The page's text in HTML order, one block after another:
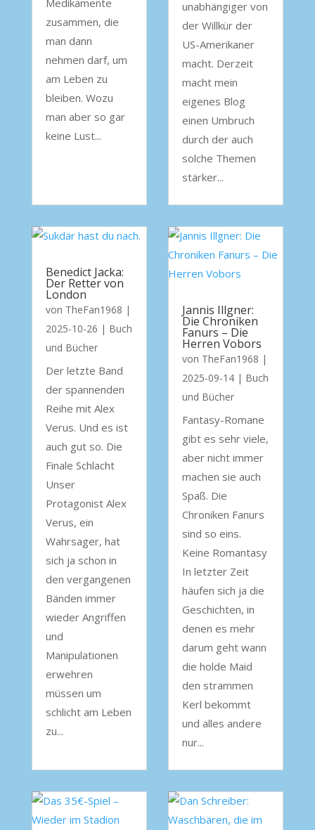
Medikamente
zusammen, die
man dann
nehmen darf, um
am Leben zu
bleiben. Wozu
man aber so gar
keine Lust...
unabhängiger von
der Willkür der
US-Amerikaner
macht. Derzeit
macht mein
eigenes Blog
einen Umbruch
durch der auch
solche Themen
stärker...
Benedict Jacka:
Der Retter von
London
von TheFan1968 |
2025-10-26 | Buch
und Bücher
Der letzte Band
der spannenden
Reihe mit Alex
Verus. Und es ist
auch gut so. Die
Finale Schlacht
Unser
Protagonist Alex
Verus, ein
Wahrsager, hat
sich ja schon in
den vergangenen
Bänden immer
wieder Angriffen
und
Manipulationen
erwehren
müssen um
schlicht am Leben
zu...
Jannis Illgner:
Die Chroniken
Fanurs – Die
Herren Vobors
von TheFan1968 |
2025-09-14| Buch
und Bücher
Fantasy-Romane
gibt es sehr viele,
aber nicht immer
machen sie auch
Spaß. Die
Chroniken Fanurs
sind so eins.
Keine Romantasy
In letzter Zeit
häufen sich ja die
Geschichten, in
denen es mehr
darum geht wann
die holde Maid
den strammen
Kerl bekommt
und alles andere
nur...